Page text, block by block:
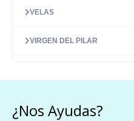
VELAS
VIRGEN DEL PILAR
¿Nos Ayudas?